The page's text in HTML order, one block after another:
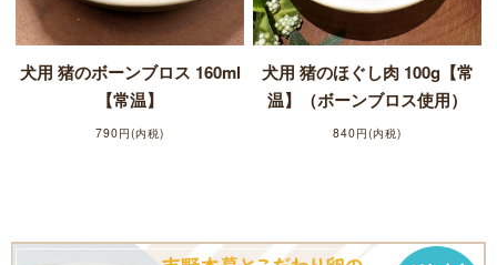
犬用 猪のボーンブロス 160ml
【常温】
790円(内税)
犬用 猪のほぐし肉 100g【常
温】（ボーンブロス使用）
840円(内税)